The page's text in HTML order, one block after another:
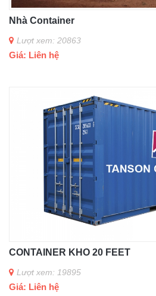
Nhà Container
Lượt xem: 20863
Giá: Liên hệ
CONTAINER KHO 20 FEET
Lượt xem: 19895
Giá: Liên hệ